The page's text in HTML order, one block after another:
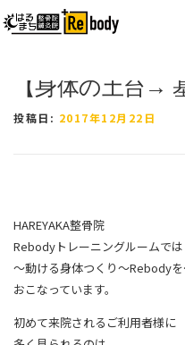
ン
【身体の土台→
投稿日: 2017年12月22日
HAREYAKA整骨院
Rebodyトレーニングルームでは
〜動ける身体つくり〜Rebodyを
おこなっています。
初めて来院されるご利用者様に